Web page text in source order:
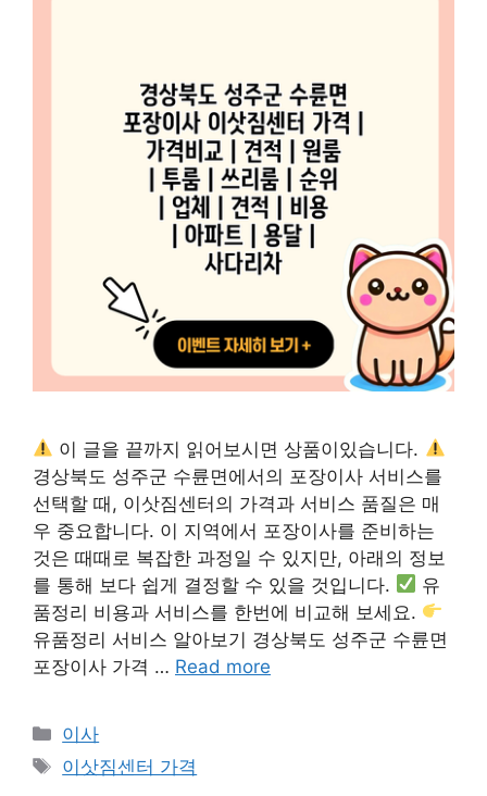
이 글을 끝까지 읽어보시면 상품이있습니다.
경상북도 성주군 수륜면에서의 포장이사 서비스를
선택할 때, 이삿짐센터의 가격과 서비스 품질은 매
우 중요합니다. 이 지역에서 포장이사를 준비하는
것은 때때로 복잡한 과정일 수 있지만, 아래의 정보
를 통해 보다 쉽게 결정할 수 있을 것입니다.
유
품정리 비용과 서비스를 한번에 비교해 보세요.
유품정리 서비스 알아보기 경상북도 성주군 수륜면
포장이사 가격 … Read more
Categories
이사
Tags
이삿짐센터 가격